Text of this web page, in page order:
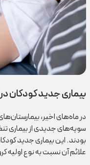
بیماری جدید کودکان در
در ماه‌های اخیر،
سویه‌های جدیدی از بیماری
بودند. این بیماری جدید
علائم آن نسبت به نوع اولیه